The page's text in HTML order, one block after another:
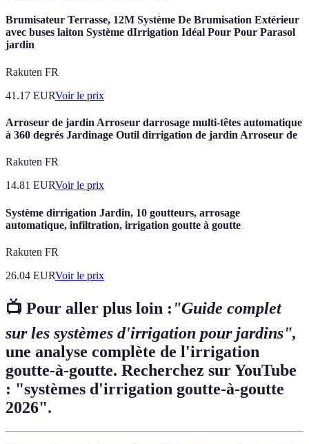
Brumisateur Terrasse, 12M Système De Brumisation Extérieur
avec buses laiton Système dIrrigation Idéal Pour Pour Parasol
jardin
Rakuten FR
41.17 EURVoir le prix
Arroseur de jardin Arroseur darrosage multi-têtes automatique
à 360 degrés Jardinage Outil dirrigation de jardin Arroseur de
Rakuten FR
14.81 EURVoir le prix
Système dirrigation Jardin, 10 goutteurs, arrosage
automatique, infiltration, irrigation goutte à goutte
Rakuten FR
26.04 EURVoir le prix
📺 Pour aller plus loin : "Guide complet
sur les systèmes d'irrigation pour jardins",
une analyse complète de l'irrigation
goutte-à-goutte. Recherchez sur YouTube
: "systèmes d'irrigation goutte-à-goutte
2026".